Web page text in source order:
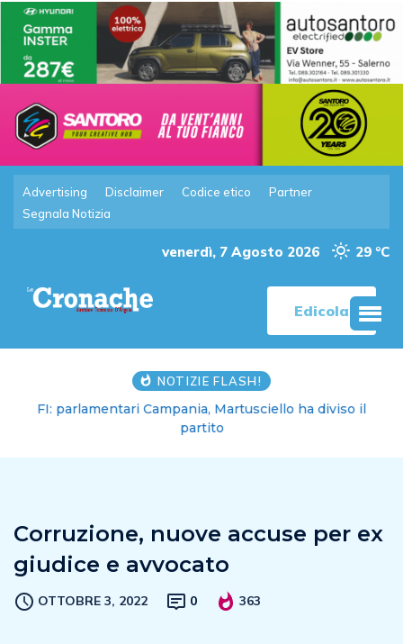
Advertising Disclaimer Codice etico
Partner
Segnala Notizia
venerdì, 7 Agosto 2026 29 °C
Edicola
NOTIZIE FLASH!
FI: parlamentari Campania, Martusciello ha diviso il
partito
Corruzione, nuove accuse per ex
giudice e avvocato
OTTOBRE 3, 2022 0 363